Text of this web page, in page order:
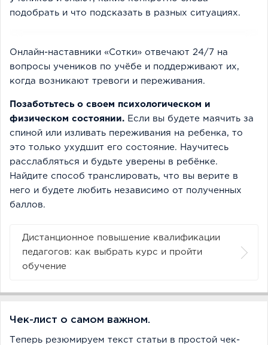
подобрать и что подсказать в разных ситуациях.
Онлайн-наставники «Сотки» отвечают 24/7 на
вопросы учеников по учёбе и поддерживают их,
когда возникают тревоги и переживания.
Позаботьтесь о своем психологическом и
физическом состоянии. Если вы будете маячить за
спиной или изливать переживания на ребенка, то
это только ухудшит его состояние. Научитесь
расслабляться и будьте уверены в ребёнке.
Найдите способ транслировать, что вы верите в
него и будете любить независимо от полученных
баллов.
Дистанционное повышение квалификации
педагогов: как выбрать курс и пройти
обучение
Чек-лист о самом важном.
Теперь резюмируем текст статьи в простой чек-